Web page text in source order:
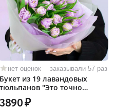
нет оценок заказывали 57 раз
Букет из 19 лавандовых
тюльпанов "Это точно
любовь!"
3890